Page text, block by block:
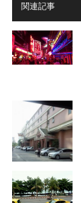
関連記事